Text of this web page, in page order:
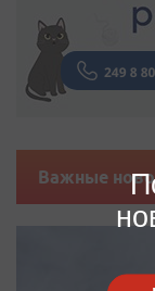
Важные